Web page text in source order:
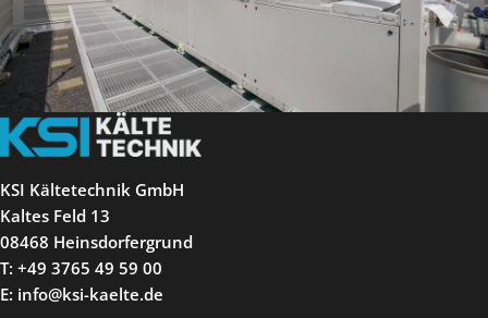
KSI Kältetechnik GmbH
Kaltes Feld 13
08468 Heinsdorfergrund
T: +49 3765 49 59 00
E: info@ksi-kaelte.de